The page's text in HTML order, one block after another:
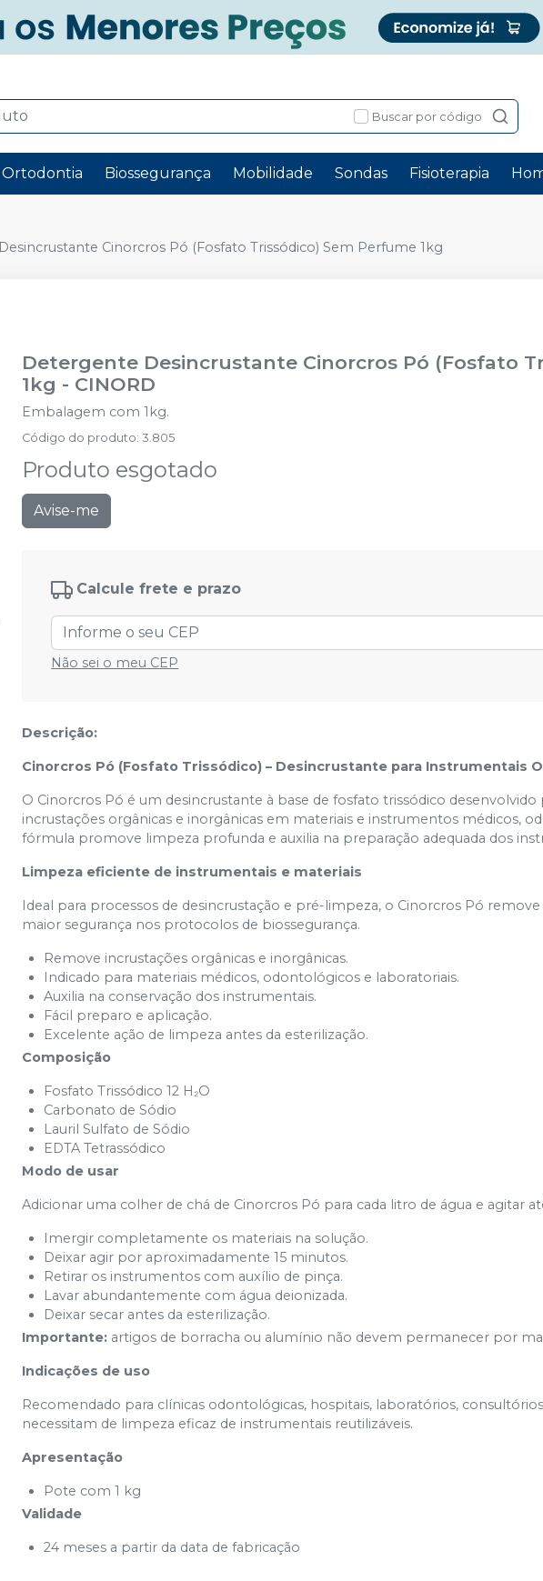
Buscar por código
Ortodontia Biossegurança Mobilidade Sondas Fisioterapia
Cinorcros Pó (Fosfato Trissódico) Sem Perfume 1kg
Detergente Desincrustante Cinorcros Pó (Fosfato
1kg - CINORD
Embalagem com 1kg.
Código do produto:3.805
Produto esgotado
Avise-me
Calcule frete e prazo
Não sei o meu CEP
Descrição:
Cinorcros Pó (Fosfato Trissódico) – Desincrustante para Instrumentais
O Cinorcros Pó é um desincrustante à base de fosfato trissódico
incrustações orgânicas e inorgânicas em materiais e instrumentos médicos,
fórmula promove limpeza profunda e auxilia na preparação adequada dos
Limpeza eficiente de instrumentais e materiais
Ideal para processos de desincrustação e pré-limpeza, o Cinorcros Pó
maior segurança nos protocolos de biossegurança.
Remove incrustações orgânicas e inorgânicas.
Indicado para materiais médicos, odontológicos e laboratoriais.
Auxilia na conservação dos instrumentais.
Fácil preparo e aplicação.
Excelente ação de limpeza antes da esterilização.
Composição
Fosfato Trissódico 12 H₂O
Carbonato de Sódio
Lauril Sulfato de Sódio
EDTA Tetrassódico
Modo de usar
Adicionar uma colher de chá de Cinorcros Pó para cada litro de água e agitar
Imergir completamente os materiais na solução.
Deixar agir por aproximadamente 15 minutos.
Retirar os instrumentos com auxílio de pinça.
Lavar abundantemente com água deionizada.
Deixar secar antes da esterilização.
Importante: artigos de borracha ou alumínio não devem permanecer por
Indicações de uso
Recomendado para clínicas odontológicas, hospitais, laboratórios,
necessitam de limpeza eficaz de instrumentais reutilizáveis.
Apresentação
Pote com 1 kg
Validade
24 meses a partir da data de fabricação